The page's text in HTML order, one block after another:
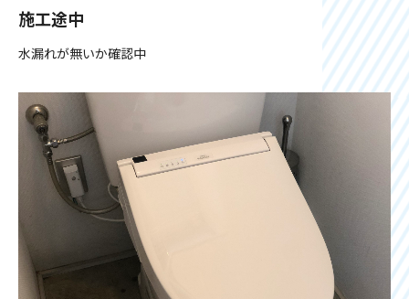
施工途中
水漏れが無いか確認中